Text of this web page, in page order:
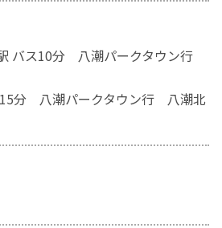
バス10分 八潮パークタウン行
15分 八潮パークタウン行 八潮北